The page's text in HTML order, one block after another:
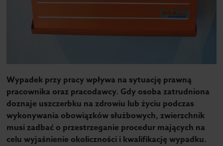
Wypadek przy pracy wpływa na sytuację prawną
pracownika oraz pracodawcy. Gdy osoba zatrudniona
doznaje uszczerbku na zdrowiu lub życiu podczas
wykonywania obowiązków służbowych, zwierzchnik
musi zadbać o przestrzeganie procedur mających na
celu wyjaśnienie okoliczności i kwalifikację wypadku.